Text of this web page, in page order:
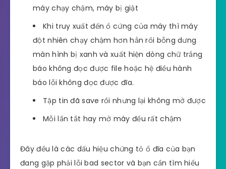
máy chạy chậm, máy bị giật
Khi truy xuất đến ổ cứng của máy thì máy
đột nhiên chạy chậm hơn hẳn rồi bỗng dưng
màn hình bị xanh và xuất hiện dòng chữ trắng
báo không đọc được file hoặc hệ điều hành
báo lỗi không đọc được đĩa.
Tập tin đã save rồi nhưng lại không mở được
Mỗi lần tắt hay mở máy đều rất chậm
Đây đều là các dấu hiệu chứng tỏ ổ đĩa của bạn
đang gặp phải lỗi bad sector và bạn cần tìm hiểu